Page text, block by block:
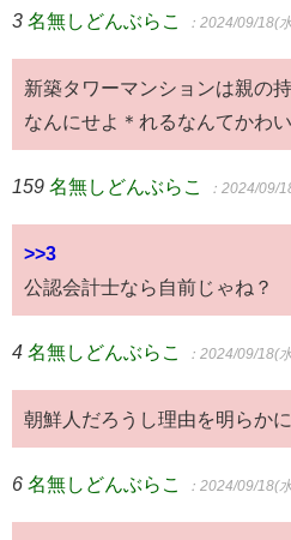
3 名無しどんぶらこ ：2024/09/18(
新築タワーマンションは親の
なんにせよ＊れるなんてかわ
159 名無しどんぶらこ ：2024/09/
>>3
公認会計士なら自前じゃね？
4 名無しどんぶらこ ：2024/09/18(
朝鮮人だろうし理由を明らか
6 名無しどんぶらこ ：2024/09/18(